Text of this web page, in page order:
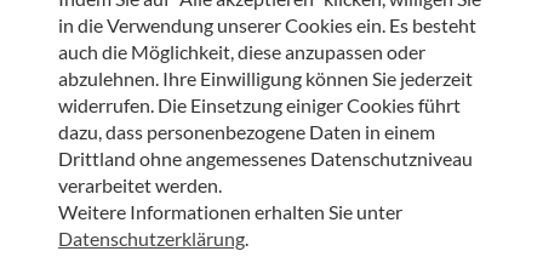
ARTIKEL TEILEN
JETZT ONLINE SPENDEN & LIEBEVOLLE BEGLEITUNG
SCHENKEN
in die Verwendung unserer Cookies ein. Es besteht
auch die Möglichkeit, diese anzupassen oder
abzulehnen. Ihre Einwilligung können Sie jederzeit
widerrufen. Die Einsetzung einiger Cookies führt
dazu, dass personenbezogene Daten in einem
Drittland ohne angemessenes Datenschutzniveau
verarbeitet werden.
Weitere Informationen erhalten Sie unter
Datenschutzerklärung.